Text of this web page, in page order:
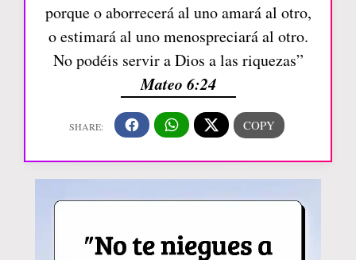
porque o aborrecerá al uno amará al otro,
o estimará al uno menospreciará al otro.
No podéis servir a Dios a las riquezas”
Mateo 6:24